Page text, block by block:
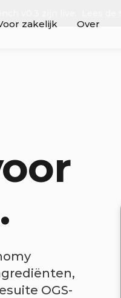
zakelijk Over
OGS-